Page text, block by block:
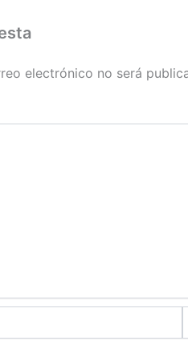
electrónico no será